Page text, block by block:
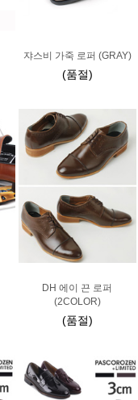
쟈스비 가죽 로퍼 (GRAY)
(품절)
DH 에이 끈 로퍼
(2COLOR)
(품절)